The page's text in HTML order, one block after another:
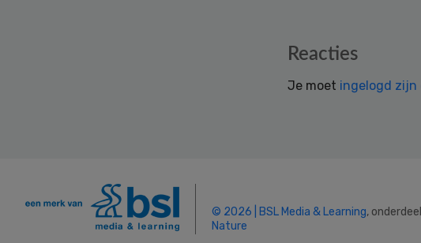
Reacties
Je moet ingelogd zijn
© 2026 | BSL Media & Learning,
Nature